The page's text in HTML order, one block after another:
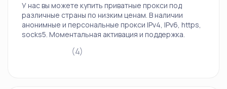
У нас вы можете купить приватные прокси под
различные страны по низким ценам. В наличии
анонимные и персональные прокси IPv4, IPv6, https,
socks5. Моментальная активация и поддержка.
(4)